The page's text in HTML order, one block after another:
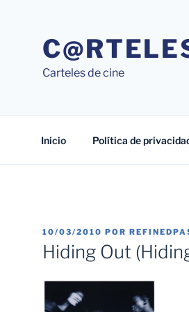
Carteles de cine
Inicio Política de
PUBLICADO
EL
10/03/2010 POR
Hiding Out